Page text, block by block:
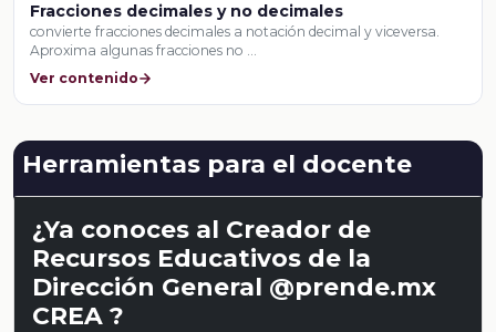
Fracciones decimales y no decimales
convierte fracciones decimales a notación decimal y viceversa.
Aproxima algunas fracciones no …
Ver contenido
Herramientas para el docente
¿Ya conoces al Creador de
Recursos Educativos de la
Dirección General @prende.mx
CREA ?